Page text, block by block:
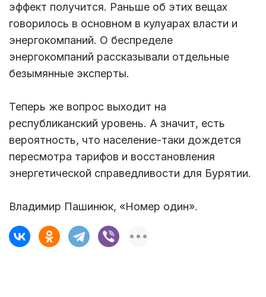
эффект получится. Раньше об этих вещах
говорилось в основном в кулуарах власти и
энергокомпаний. О беспределе
энергокомпаний рассказывали отдельные
безымянные эксперты.
Теперь же вопрос выходит на
республиканский уровень. А значит, есть
вероятность, что население-таки дождется
пересмотра тарифов и восстановления
энергетической справедливости для Бурятии.
Владимир Пашинюк, «Номер один».